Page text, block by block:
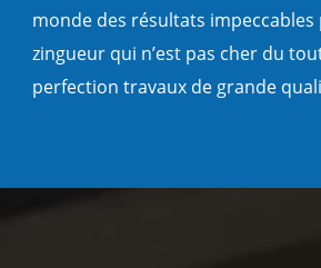
monde des résultats
zingueur qui n’est pas cher du
perfection travaux de grande